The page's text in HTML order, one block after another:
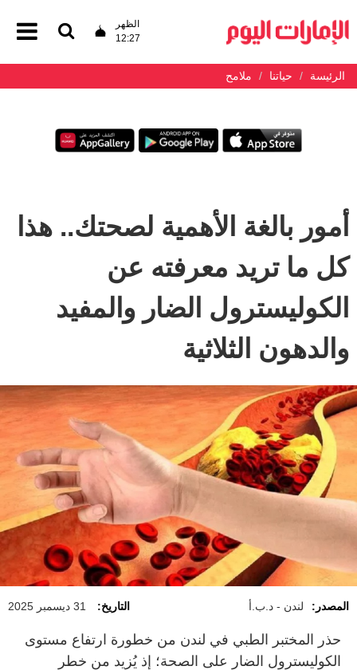
الظهر
12:27
الرئيسة حياتنا ملامح
أمور بالغة الأهمية لصحتك.. هذا
كل ما تريد معرفته عن
الكوليسترول الضار والمفيد
والدهون الثلاثية
المصدر: لندن - د.ب.أ التاريخ: 31 ديسمبر 2025
حذر المختبر الطبي في لندن من خطورة ارتفاع مستوى
الكوليسترول الضار على الصحة؛ إذ يُزيد من خطر